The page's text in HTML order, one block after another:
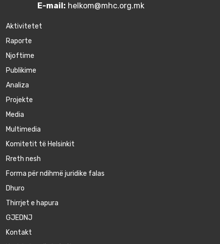
E-mail: helkom@mhc.org.mk
Aktivitetet
Raporte
Njoftime
Publikime
Аnaliza
Projekte
Media
Multimedia
Komitetit të Helsinkit
Rreth nesh
Forma për ndihmë juridike falas
Dhuro
Thirrjet e hapura
GJEDNJ
Kontakt